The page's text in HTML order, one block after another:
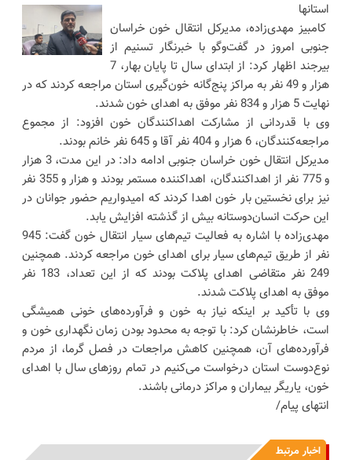
استانها
کامبیز مهدی‌زاده، مدیرکل انتقال خون خراسان
جنوبی امروز در گفت‌وگو با خبرنگار تسنیم از
بیرجند اظهار کرد: از ابتدای سال تا پایان بهار، 7
هزار و 49 نفر به مراکز پنج‌گانه خون‌گیری استان مراجعه کردند که در
نهایت 5 هزار و 834 نفر موفق به اهدای خون شدند.
وی با قدردانی از مشارکت اهداکنندگان خون افزود: از مجموع
مراجعه‌کنندگان، 6 هزار و 404 نفر آقا و 645 نفر خانم بودند.
مدیرکل انتقال خون خراسان جنوبی ادامه داد: در این مدت، 3 هزار
و 775 نفر از اهداکنندگان، اهداکننده مستمر بودند و هزار و 355 نفر
نیز برای نخستین بار خون اهدا کردند که امیدواریم حضور جوانان در
این حرکت انسان‌دوستانه بیش از گذشته افزایش یابد.
مهدی‌زاده با اشاره به فعالیت تیم‌های سیار انتقال خون گفت: 945
نفر از طریق تیم‌های سیار برای اهدای خون مراجعه کردند. همچنین
249 نفر متقاضی اهدای پلاکت بودند که از این تعداد، 183 نفر
موفق به اهدای پلاکت شدند.
وی با تأکید بر اینکه نیاز به خون و فرآورده‌های خونی همیشگی
است، خاطرنشان کرد: با توجه به محدود بودن زمان نگهداری خون و
فرآورده‌های آن، همچنین کاهش مراجعات در فصل گرما، از مردم
نوع‌دوست استان درخواست می‌کنیم در تمام روزهای سال با اهدای
خون، یاریگر بیماران و مراکز درمانی باشند.
انتهای پیام/
اخبار مرتبط